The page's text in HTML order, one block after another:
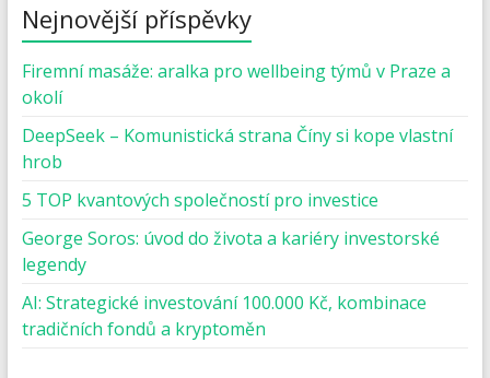
Nejnovější příspěvky
Firemní masáže: aralka pro wellbeing týmů v Praze a
okolí
DeepSeek – Komunistická strana Číny si kope vlastní
hrob
5 TOP kvantových společností pro investice
George Soros: úvod do života a kariéry investorské
legendy
AI: Strategické investování 100.000 Kč, kombinace
tradičních fondů a kryptoměn